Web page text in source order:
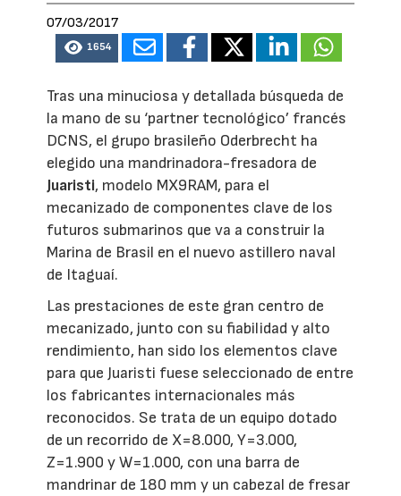
07/03/2017
1654
Tras una minuciosa y detallada búsqueda de
la mano de su ‘partner tecnológico’ francés
DCNS, el grupo brasileño Oderbrecht ha
elegido una mandrinadora-fresadora de
Juaristi, modelo MX9RAM, para el
mecanizado de componentes clave de los
futuros submarinos que va a construir la
Marina de Brasil en el nuevo astillero naval
de Itaguaí.
Las prestaciones de este gran centro de
mecanizado, junto con su fiabilidad y alto
rendimiento, han sido los elementos clave
para que Juaristi fuese seleccionado de entre
los fabricantes internacionales más
reconocidos. Se trata de un equipo dotado
de un recorrido de X=8.000, Y=3.000,
Z=1.900 y W=1.000, con una barra de
mandrinar de 180 mm y un cabezal de fresar